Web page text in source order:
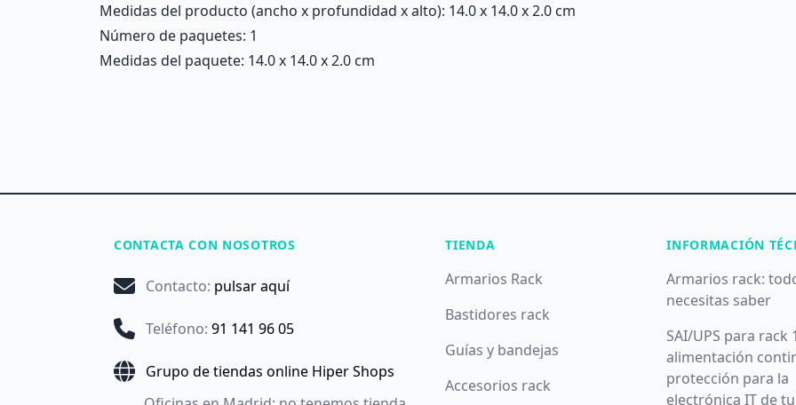
Medidas del producto (ancho x profundidad x alto): 14.0 x 14.0 x 2.0 cm
Número de paquetes: 1
Medidas del paquete: 14.0 x 14.0 x 2.0 cm
CONTACTA CON NOSOTROS
Contacto: pulsar aquí
Teléfono: 91 141 96 05
Grupo de tiendas online Hiper Shops
TIENDA
Armarios Rack
Bastidores rack
Guías y bandejas
Accesorios rack
INFORMACIÓN
Armarios rack:
necesitas saber
SAI/UPS para rack
alimentación
protección para la
electrónica IT de